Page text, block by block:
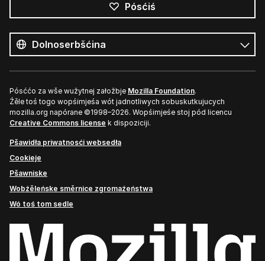
Pósćiś
rěcy
Rěc
Pósććo za wše wužytnej załožbje Mozilla Foundation.
Źěle toś togo wopśimjeśa wót jadnotliwych sobuskutkujucych
mozilla.org napórane ©1998–2026. Wopśimjeśe stoj pód licencu
Creative Commons license k dispoziciji.
Pšawidła priwatnosći websedła
Cookieje
Pšawniske
Wobźěleńske směrnice zgromaźeństwa
Wó toś tom sedle